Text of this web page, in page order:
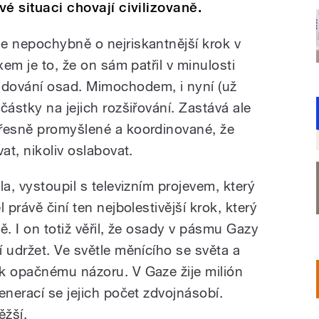
situaci chovají civilizovaně.
nepochybně o nejriskantnější krok v
je to, že on sám patřil v minulosti
osad. Mimochodem, i nyní (už
na jejich rozšiřování. Zastává ale
promyšlené a koordinované, že
nikoliv oslabovat.
vystoupil s televizním projevem, který
právě činí ten nejbolestivější krok, který
I on totiž věřil, že osady v pásmu Gazy
Ve světle měnícího se světa a
opačnému názoru. V Gaze žije milión
se jejich počet zdvojnásobí.